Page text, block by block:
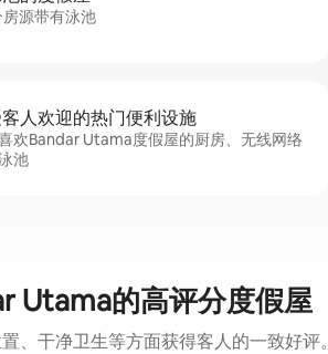
源带有泳池
人欢迎的热门便利设施
欢Bandar Utama度假屋的厨房、无线网络
池
Utama的高评分度假屋
、干净卫生等方面获得客人的一致好评。